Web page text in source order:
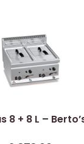
8 + 8 L –